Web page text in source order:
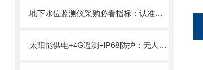
​地下水位监测仪采购必看指标：认准毫米静压传感与IP68防护拒绝数据漂移！
太阳能供电+4G遥测+IP68防护：无人值守河道水位监测站的长期稳定运行方案